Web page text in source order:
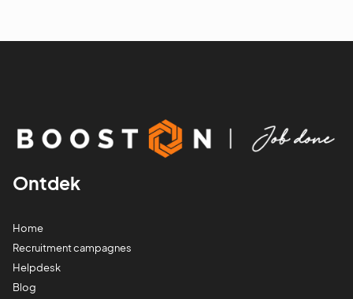
Ontdek
Home
Recruitment campagnes
Helpdesk
Blog